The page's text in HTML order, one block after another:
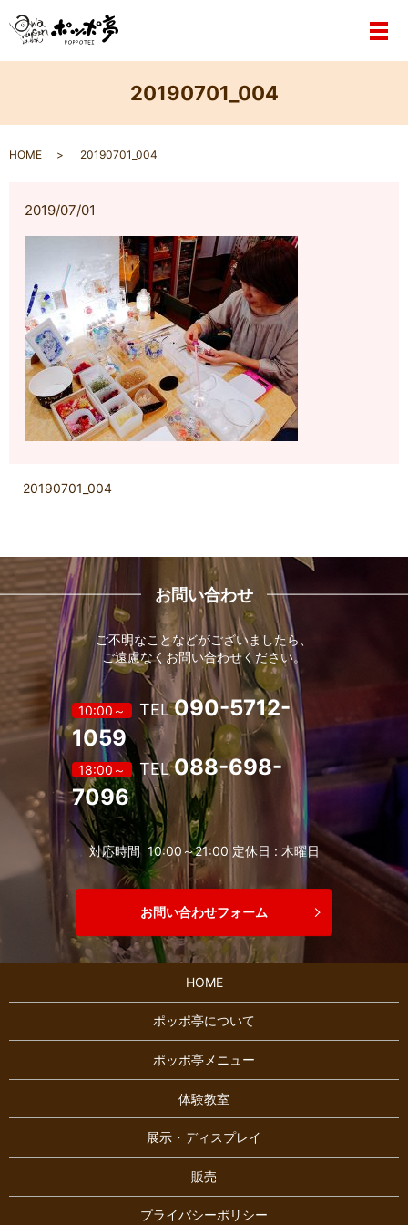
メ
20190701_004
HOME 20190701_004
2019/07/01
20190701_004
お問い合わせ
ご不明なことなどがございましたら、
ご遠慮なくお問い合わせください。
10:00～ TEL090-5712-
1059
18:00～ TEL088-698-
7096
対応時間 10:00～21:00 定休日 : 木曜日
お問い合わせフォーム
HOME
ポッポ亭について
ポッポ亭メニュー
体験教室
展示・ディスプレイ
販売
プライバシーポリシー